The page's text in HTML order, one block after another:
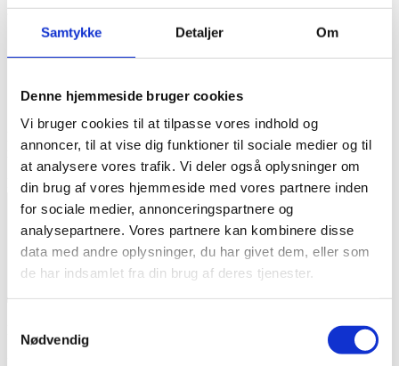
Samtykke Detaljer Om
Denne hjemmeside bruger cookies
Vi bruger cookies til at tilpasse vores indhold og
annoncer, til at vise dig funktioner til sociale medier og til
at analysere vores trafik. Vi deler også oplysninger om
din brug af vores hjemmeside med vores partnere inden
for sociale medier, annonceringspartnere og
analysepartnere. Vores partnere kan kombinere disse
data med andre oplysninger, du har givet dem, eller som
de har indsamlet fra din brug af deres tjenester.
Nødvendig
træning_035
Skriv et svar
Din e-mailadresse vil ikke blive publiceret.
Krævede felter er
markeret med*
Kommentar*